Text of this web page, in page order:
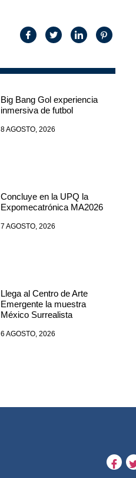
Big Bang Gol experiencia
inmersiva de futbol
8 AGOSTO, 2026
Concluye en la UPQ la
Expomecatrónica MA2026
7 AGOSTO, 2026
Llega al Centro de Arte
Emergente la muestra
México Surrealista
6 AGOSTO, 2026